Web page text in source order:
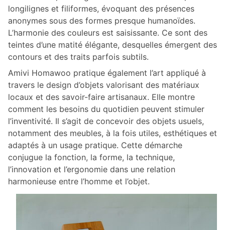
longilignes et filiformes, évoquant des présences
anonymes sous des formes presque humanoïdes.
L’harmonie des couleurs est saisissante. Ce sont des
teintes d’une matité élégante, desquelles émergent des
contours et des traits parfois subtils.
Amivi Homawoo pratique également l’art appliqué à
travers le design d’objets valorisant des matériaux
locaux et des savoir-faire artisanaux. Elle montre
comment les besoins du quotidien peuvent stimuler
l’inventivité. Il s’agit de concevoir des objets usuels,
notamment des meubles, à la fois utiles, esthétiques et
adaptés à un usage pratique. Cette démarche
conjugue la fonction, la forme, la technique,
l’innovation et l’ergonomie dans une relation
harmonieuse entre l’homme et l’objet.